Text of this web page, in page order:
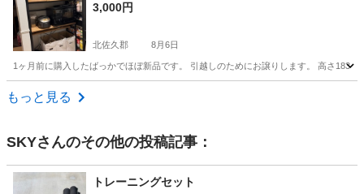
3,000円
北佐久郡 8月6日
1ヶ月前に購入したばっかでほぼ新品です。 引越しのためにお譲りします。 高さ
長野 北佐久郡
もっと見る
SKYさんのその他の投稿記事：
トレーニングセット